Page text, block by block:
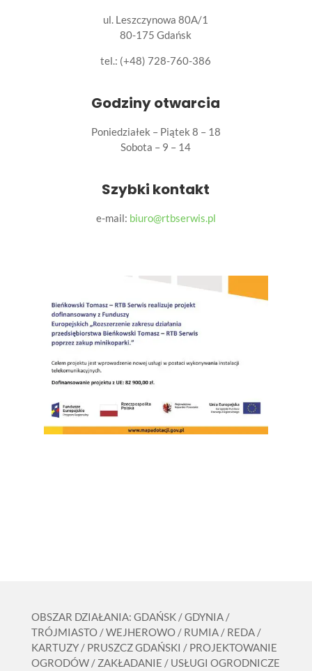
ul. Leszczynowa 80A/1
80-175 Gdańsk
tel.: (+48) 728-760-386
Godziny otwarcia
Poniedziałek – Piątek 8 – 18
Sobota – 9 – 14
Szybki kontakt
e-mail: biuro@rtbserwis.pl
OBSZAR DZIAŁANIA: GDAŃSK / GDYNIA /
TRÓJMIASTO / WEJHEROWO / RUMIA / REDA /
KARTUZY / PRUSZCZ GDAŃSKI / PROJEKTOWANIE
OGRODÓW / ZAKŁADANIE / USŁUGI OGRODNICZE